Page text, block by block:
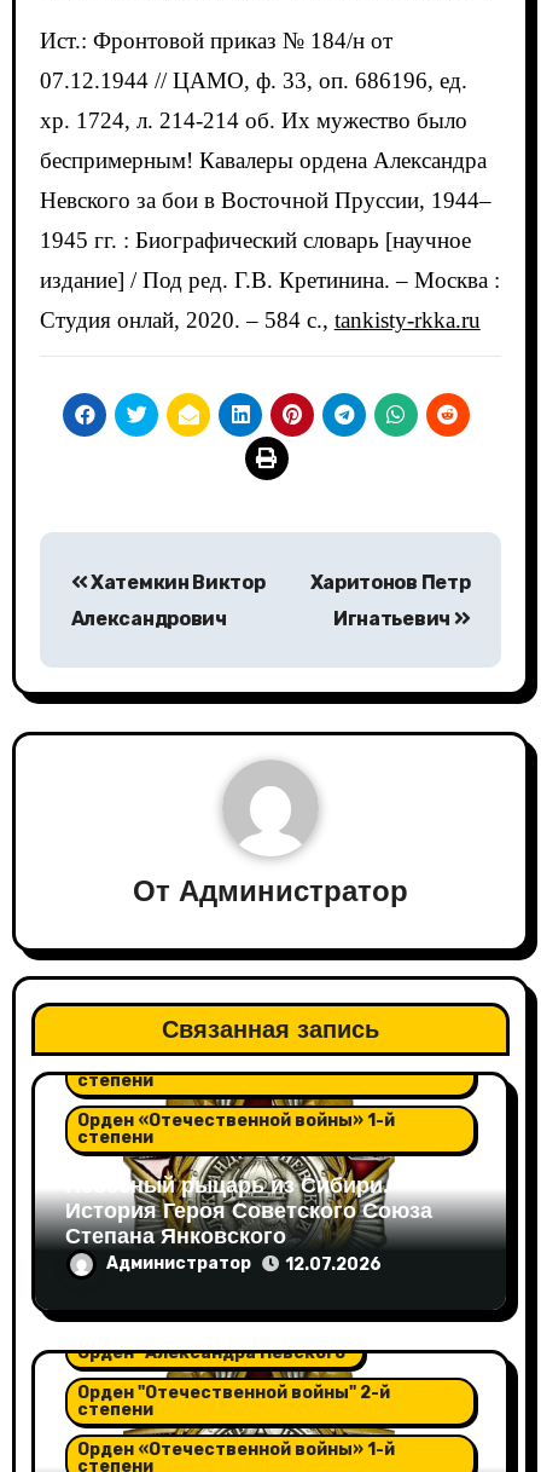
Ист.: Фронтовой приказ № 184/н от
07.12.1944 // ЦАМО, ф. 33, оп. 686196, ед.
хр. 1724, л. 214-214 об. Их мужество было
беспримерным! Кавалеры ордена Александра
Невского за бои в Восточной Пруссии, 1944–
1945 гг. : Биографический словарь [научное
издание] / Под ред. Г.В. Кретинина. – Москва :
Студия онлай, 2020. – 584 c., tankisty-rkka.ru
по
записям
Хатемкин Виктор
Александрович
Харитонов Петр
Игнатьевич
От Администратор
Связанная запись
Орден "Александра Невского"
степени
Орден «Отечественной войны» 1-й
степени
Небесный рыцарь из Сибири.
История Героя Советского Союза
Степана Янковского
Администратор 12.07.2026
Орден "Александра Невского"
Орден "Отечественной войны" 2-й
степени
Орден «Отечественной войны» 1-й
степени